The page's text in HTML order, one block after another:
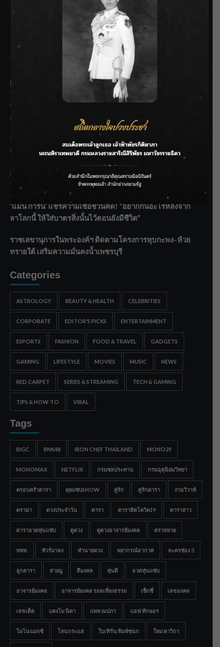
SIAMRATH VARIETY
THE BEST ENTERTAINMENT
Recent Posts
ชลประทานเชียงใหม่เร่งพร่องน้ำแม่น้ำปิง รับมวลน้ำเหนือ ย้ำ
ยังไม่ล้นตลิ่ง
ฟาดลุคใหม่! “แบม พิชญานิน” แดนซ์สับทุกจังหวะ ชวนแฟนๆ
แกะท่า #นอกจอนอกใจ
กรมชลฯ รับฟังประชาชน ติดตามแก้ปัญหาโครงการประตู
ระบายน้ำศรีสองรักฯ
‘แมน การิน’ แชร์ความเชื่อชวนคิด! “อยากกินอะไรหลังจาก
ลาโลกนี้ ให้ใส่บาตรสิ่งนั้นไว้ตอนยังมีชีวิต”
ราชเลขานุการในพระองค์ฯ ติดตามโครงการหุบกะพง–ห้วย
ทรายใต้ เสริมความมั่นคงน้ำเพชรบุรี
Categories
ASTROLOGY BEAUTY & HEALTH CELEBRITIES
CORPORATE EDITOR'S PICKS ENTERTAINMENT
ESPORTS FASHION FOOD & TRAVEL GADGETS
GAMING LIFESTYLE MOVIES MUSIC NEWS
RED CARPET SERIES & STREAMING TECH & GAMING
TIPS & HOW-TO VIRAL
Tags
BIGC BNK48 IRON CHEF THAILAND MONO29
MONOMAX NETFLIX กรมชลประทาน กรมอุตุนิยมวิทยา
ครอบครัวดารา คุยแซ่บSHOW คู่รัก คู่รักดารา งานวิวาห์
ดราม่า ดวงประจำวัน ดารา ดาราติดโควิด19 ดาราสาว
ดาราอวดหุ่นแซ่บ ดูดวง ดูดวงอาจารย์มงคล ตรวจหวย
ททท. ทัวร์มาลง ทำนายดวง พยากรณ์อากาศ ละครช่อง 3
ลูกดารา สายมู สีมงคล หุ่นดี อวดหุ่นแซ่บ
อาจารย์มงคล อาจารย์มงคล รอดเที่ยงธรรม เซ็กซี่ เลขมงคล
เลขเด็ด แตงโม นิดา แพท ณปภา แอฟ ทักษอร
โมโนแมกซ์ โหนกระแส ใบเฟิร์น พิมพ์ชนก ใหม่ ดาวิกา